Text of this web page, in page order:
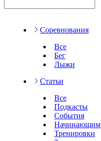
Соревнования
Все
Бег
Лыжи
Статьи
Все
Подкасты
События
Начинающим
Тренировки